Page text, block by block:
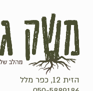
הזית 12, כפר מלל